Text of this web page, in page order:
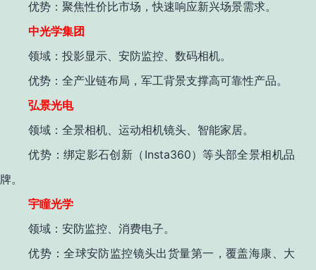
优势 ：聚焦性价比市场，快速响应新兴场景需求。
中光学集团
领域 ：投影显示、安防监控、数码相机。
优势 ：全产业链布局，军工背景支撑高可靠性产品。
弘景光电
领域 ：全景相机、运动相机镜头、智能家居。
优势 ：绑定影石创新（ Insta360）等头部全景相机品
牌。
宇瞳光学
领域 ：安防监控、消费电子。
优势 ：全球安防监控镜头出货量第一，覆盖海康、大